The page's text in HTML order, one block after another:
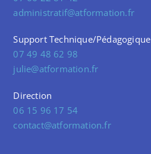
administratif@atformation.fr
Support Technique/Pédagogique
07 49 48 62 98
julie@atformation.fr
Direction
06 15 96 17 54
contact@atformation.fr